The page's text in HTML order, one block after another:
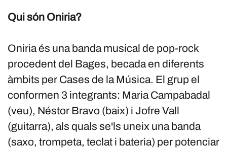
Qui són Oniria?
Oniria és una banda musical de pop-rock
procedent del Bages, becada en diferents
àmbits per Cases de la Música. El grup el
conformen 3 integrants: Maria Campabadal
(veu), Néstor Bravo (baix) i Jofre Vall
(guitarra), als quals se'ls uneix una banda
(saxo, trompeta, teclat i bateria) per potenciar